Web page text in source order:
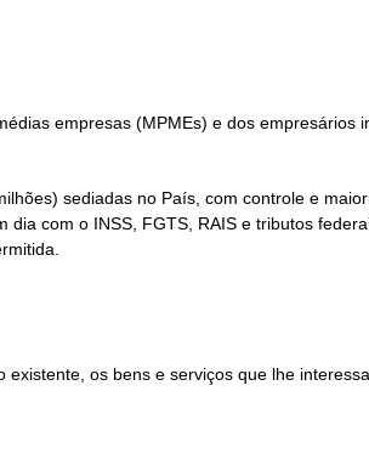
empresas (MPMEs) e dos empresários
sediadas no País, com controle e
com o INSS, FGTS, RAIS e tributos
existente, os bens e serviços que lhe